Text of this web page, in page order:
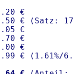
€
€ (Satz:
€
€
€
€ ( 1.61%/